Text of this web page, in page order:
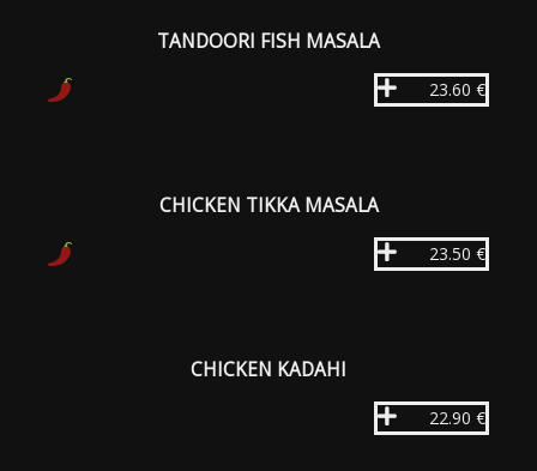
TANDOORI FISH MASALA
23.60 €
CHICKEN TIKKA MASALA
23.50 €
CHICKEN KADAHI
22.90 €